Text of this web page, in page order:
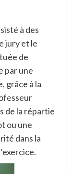
à des
jury et le
de
par une
grâce à la
de la répartie
ou une
dans la